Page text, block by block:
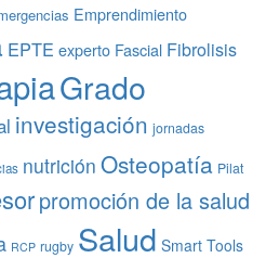
Emprendimiento
EPTE experto Fascial Fibrolisis
Grado
investigación jornadas
nutrición Osteopatía Pilat
promoción de la salud
RCP rugby Salud Smart Tools